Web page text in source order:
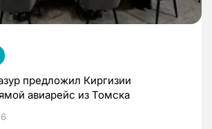
предложил Киргизии
авиарейс из Томска